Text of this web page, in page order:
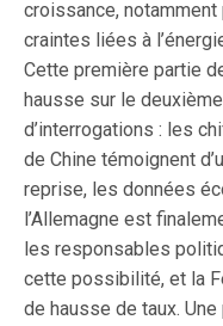
croissance,
craintes liées à
Cette première partie
hausse sur le
d’interrogations : les
de Chine témoignent
reprise, les données
l’Allemagne est
les responsables
cette possibilité, et la
de hausse de taux.